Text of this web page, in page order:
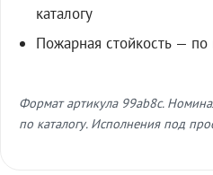
каталогу
Пожарная стойкость —
Формат артикула 99ab8c.
по каталогу. Исполнения под